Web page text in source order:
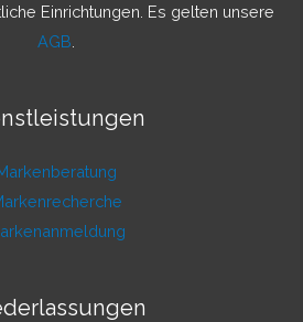
Einrichtungen. Es gelten unsere
AGB